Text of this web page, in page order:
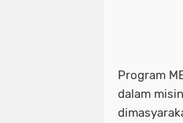
Program
dalam